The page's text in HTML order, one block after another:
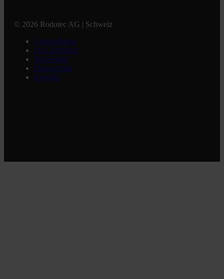
© 2026 Rodotec AG | Schweiz
Unternehmen
ISO-Zertifikat
Impressum
Datenschutz
Kontakt